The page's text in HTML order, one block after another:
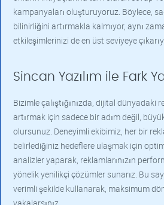
kampanyaları oluşturuyoruz. Böylece,
bilinirliğini artırmakla kalmıyor, aynı
etkileşimlerinizi de en üst seviyeye
Sincan Yazılım ile Fark
Bizimle çalıştığınızda, dijital dünyadaki
artırmak için sadece bir adım değil,
olursunuz. Deneyimli ekibimiz, her bir
belirlediğiniz hedeflere ulaşmak için
analizler yaparak, reklamlarınızın
yönelik yenilikçi çözümler sunarız. Bu
verimli şekilde kullanarak, maksimum